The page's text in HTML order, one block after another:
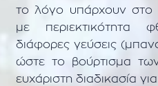
το λόγο υπάρχουν στο
με περιεκτικότητα
διάφορες γεύσεις
ώστε το βούρτισμα
ευχάριστη διαδικασία